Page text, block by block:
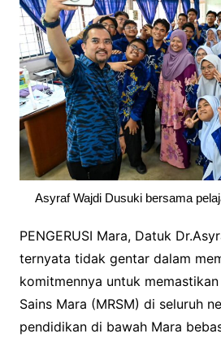
Asyraf Wajdi Dusuki bersama
PENGERUSI Mara, Datuk
ternyata tidak gentar dalam
komitmennya untuk
Sains Mara (MRSM) di seluruh
pendidikan di bawah Mara